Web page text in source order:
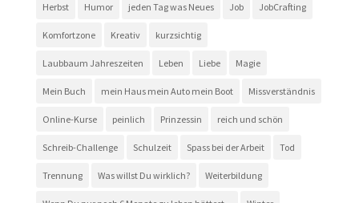
Herbst Humor jeden Tag was Neues Job JobCrafting
Komfortzone Kreativ kurzsichtig
Laubbaum Jahreszeiten Leben Liebe Magie
Mein Buch mein Haus mein Auto mein Boot Missverständnis
Online-Kurse peinlich Prinzessin reich und schön
Schreib-Challenge Schulzeit Spass bei der Arbeit Tod
Trennung Was willst Du wirklich? Weiterbildung